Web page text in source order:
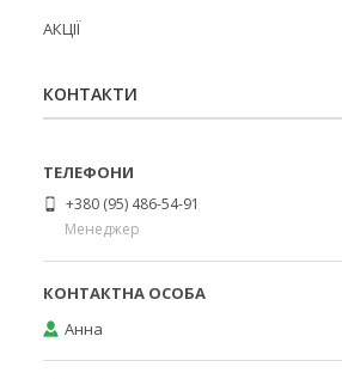
АКЦІЇ
КОНТАКТИ
+380 (95) 486-54-91
Менеджер
Анна